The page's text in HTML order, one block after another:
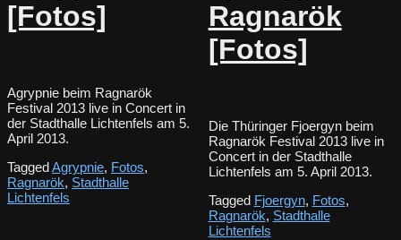
[Fotos]
Agrypnie beim Ragnarök
Festival 2013 live in Concert in
der Stadthalle Lichtenfels am 5.
April 2013.
TaggedAgrypnie, Fotos,
Ragnarök, Stadthalle
Lichtenfels
Ragnarök
[Fotos]
Die Thüringer Fjoergyn beim
Ragnarök Festival 2013 live in
Concert in der Stadthalle
Lichtenfels am 5. April 2013.
Tagged Fjoergyn, Fotos,
Ragnarök, Stadthalle
Lichtenfels